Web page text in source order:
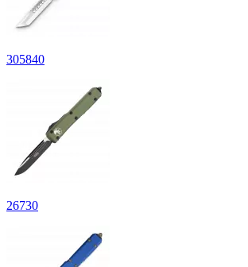
305840
26730